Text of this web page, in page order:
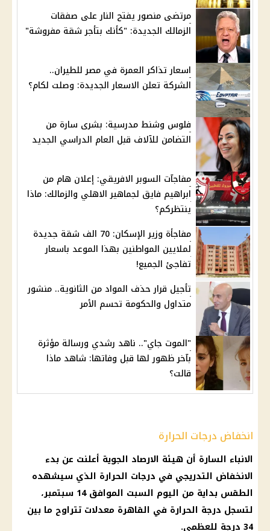
مرتضى منصور يفتح النار على صفقات
الزمالك الجديدة: "كأنك بتأجر شقة مفروشة"
اسعار تذاكر العمرة في مصر للطيران..
الشركة تعلن الاسعار الجديدة: وصلت لكام؟
فلوس وشنط مدرسية: بشرى سارة من
التضامن للآلاف قبل العام الدراسي الجديد
مفاجآت السوبر الافريقي: إعلان هام من
ابراهيم فايق لجماهير الاهلي والزمالك: ماذا
ينتظركم؟
مفاجأة وزير الإسكان: 70 الف شقة جديدة
لملايين المواطنين بهذا الموعد باسعار
تفاجئ الجميع!
تأجيل قرار حذف المواد من الثانوية.. منشور
متداول والحكومة تحسم الأمر
"الموت جاي".. ناهد رشدي ورسالة مؤثرة
بآخر ظهور لها قبل وفاتها: شاهد ماذا
قالت؟
انخفاض درجات الحرارة
الانباء السارة أن هيئة الارصاد الجوية أعلنت عن بدء
الانخفاض التدريجي في درجات الحرارة الذي سيشهده
الطقس بداية من اليوم السبت الموافق 14 سبتمبر،
لتسجل درجة الحرارة في القاهرة معدلات تتراوح ما بين
34 درجة للعظمى.